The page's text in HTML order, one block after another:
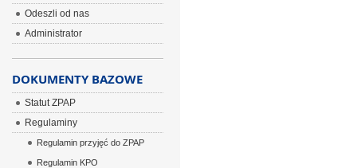
Odeszli od nas
Administrator
DOKUMENTY BAZOWE
Statut ZPAP
Regulaminy
Regulamin przyjęć do ZPAP
Regulamin KPO